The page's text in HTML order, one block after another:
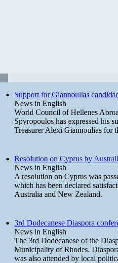
Support for Giannoulias
News in English
World Council of Hellenes
Spyropoulos has expressed his
Treasurer Alexi Giannoulias for
Resolution on Cyprus by
News in English
A resolution on Cyprus was
which has been declared
Australia and New Zealand.
3rd Dodecanese Diaspora
News in English
The 3rd Dodecanese of the
Municipality of Rhodes.
was also attended by local